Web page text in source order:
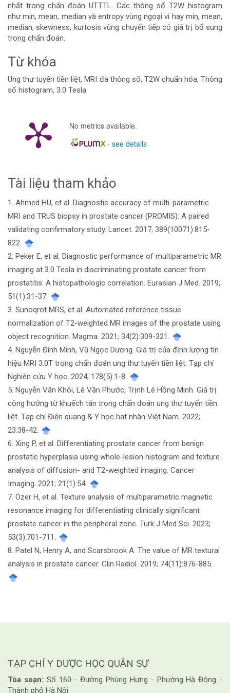
nhất trong chẩn đoán UTTTL. Các thông số T2W histogram
như min, mean, median và entropy vùng ngoại vi hay min, mean,
median, skewness, kurtosis vùng chuyển tiếp có giá trị bổ sung
trong chẩn đoán.
Từ khóa
Ung thư tuyến tiền liệt, MRI đa thông số, T2W chuẩn hóa, Thông
số histogram, 3.0 Tesla
tiết
viết
No metrics available.
- see details
Tài liệu tham khảo
1. Ahmed HU, et al. Diagnostic accuracy of multi-parametric
MRI and TRUS biopsy in prostate cancer (PROMIS): A paired
validating confirmatory study. Lancet. 2017; 389(10071):815-
822.
2. Peker E, et al. Diagnostic performance of multiparametric MR
imaging at 3.0 Tesla in discriminating prostate cancer from
prostatitis: A histopathologic correlation. Eurasian J Med. 2019;
51(1):31-37.
3. Sunoqrot MRS, et al. Automated reference tissue
normalization of T2-weighted MR images of the prostate using
object recognition. Magma. 2021; 34(2):309-321.
4. Nguyễn Đình Minh, Vũ Ngọc Dương. Giá trị của định lượng tín
hiệu MRI 3.0T trong chẩn đoán ung thư tuyến tiền liệt. Tạp chí
Nghiên cứu Y học. 2024; 178(5):1-8.
5. Nguyễn Văn Khôi, Lê Văn Phước, Trịnh Lê Hồng Minh. Giá trị
cộng hưởng từ khuếch tán trong chẩn đoán ung thư tuyến tiền
liệt. Tạp chí Điện quang & Y học hạt nhân Việt Nam. 2022;
23:38-42.
6. Xing P, et al. Differentiating prostate cancer from benign
prostatic hyperplasia using whole-lesion histogram and texture
analysis of diffusion- and T2-weighted imaging. Cancer
Imaging. 2021; 21(1):54.
7. Özer H, et al. Texture analysis of multiparametric magnetic
resonance imaging for differentiating clinically significant
prostate cancer in the peripheral zone. Turk J Med Sci. 2023;
53(3):701-711.
8. Patel N, Henry A, and Scarsbrook A. The value of MR textural
analysis in prostate cancer. Clin Radiol. 2019; 74(11):876-885.
TẠP CHÍ Y DƯỢC HỌC QUÂN SỰ
Tòa soạn: Số 160 - Đường Phùng Hưng - Phường Hà Đông -
Thành phố Hà Nội